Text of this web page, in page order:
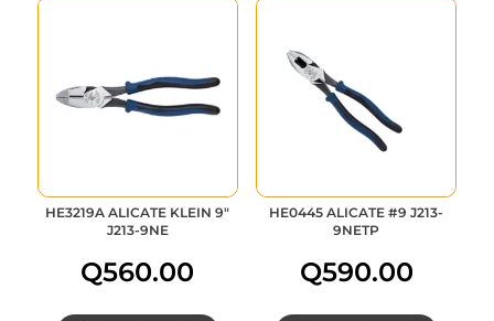
HE3219A ALICATE KLEIN 9″
J213-9NE
Q560.00
HE0445 ALICATE #9 J213-
9NETP
Q590.00